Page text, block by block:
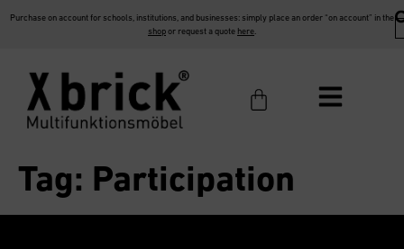
Purchase on account for schools, institutions, and businesses: simply place an order “on account” in the
shopor request a quote here
Tag: Participation